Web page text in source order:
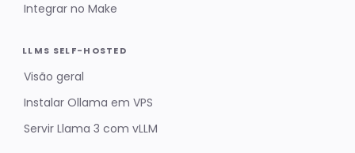
Integrar no Make
LLMS SELF-HOSTED
Visão geral
Instalar Ollama em VPS
Servir Llama 3 com vLLM